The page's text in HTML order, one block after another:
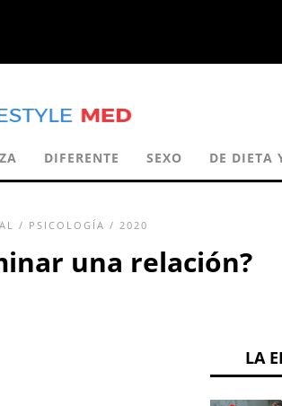
DIFERENTE SEXO DE DIETA
/ PSICOLOGÍA / 2020
una relación?
LA